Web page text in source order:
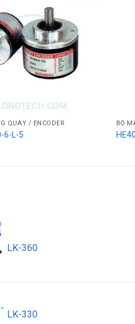
QUAY / ENCODER
6-L-5
BỘ
LK-360
LK-330